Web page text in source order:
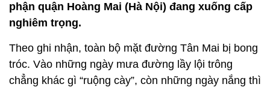
phận quận Hoàng Mai (Hà Nội) đang xuống cấp
nghiêm trọng.
Theo ghi nhận, toàn bộ mặt đường Tân Mai bị bong
tróc. Vào những ngày mưa đường lầy lội trông
chẳng khác gì “ruộng cày”, còn những ngày nắng thì